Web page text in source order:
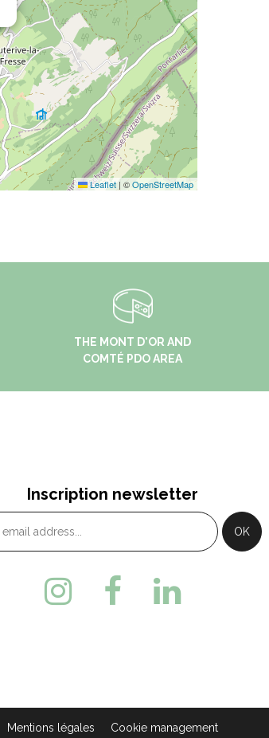
Leaflet | ©OpenStreetMap
THE MONT D'OR AND
COMTÉ PDO AREA
Inscription newsletter
Mentions légales Cookie management